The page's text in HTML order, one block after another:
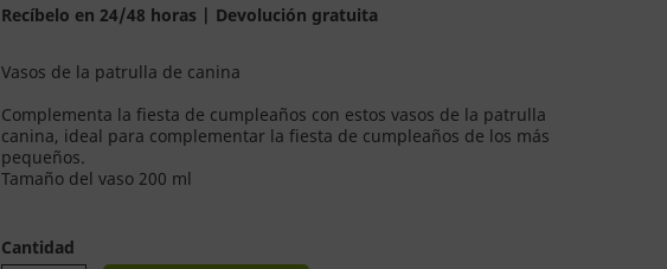
Recíbelo en 24/48 horas | Devolución gratuita
Vasos de la patrulla de canina
Complementa la fiesta de cumpleaños con estos vasos de la patrulla
canina, ideal para complementar la fiesta de cumpleaños de los más
pequeños.
Tamaño del vaso 200 ml
Cantidad